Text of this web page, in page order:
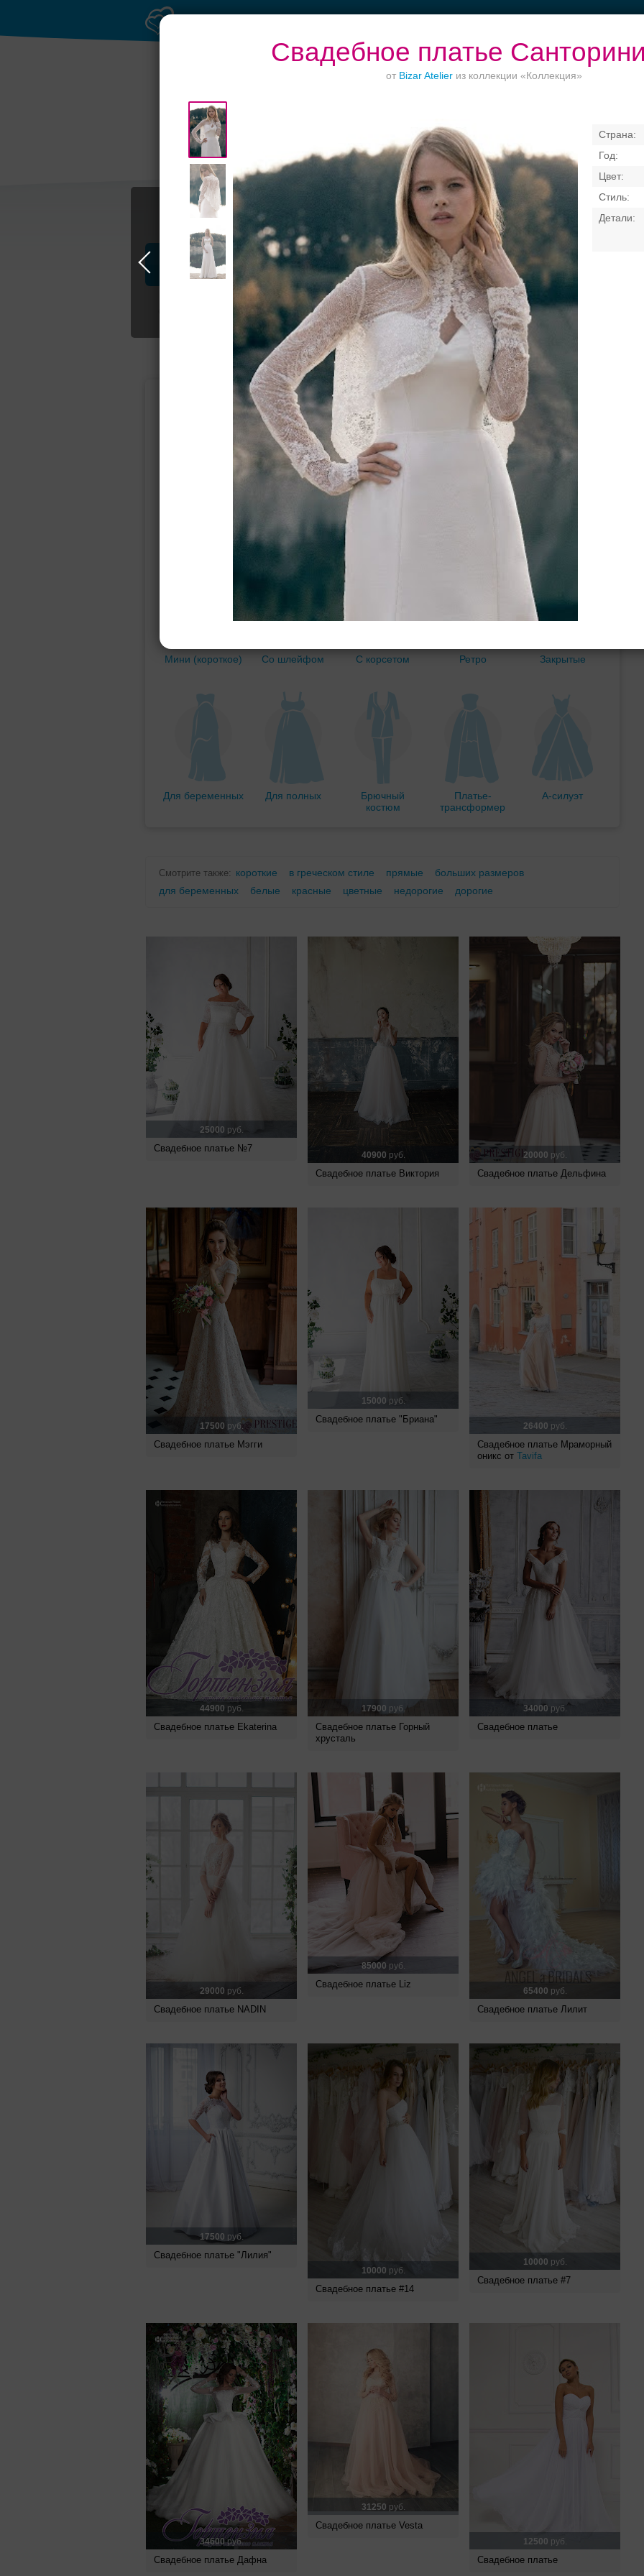
Свадебное платье Санторини
от Bizar Atelierиз коллекции «Коллекция»
Банкет до 1500 руб.
Профессионалы и услуги Свадебные платья Банкет Транспорт
Свадьба в Петербурге Свадебные платья
Подбор свадебного платья
По стилю
Мини (короткое) Со шлейфом С корсетом Ретро Закрытые
Для беременных Для полных
Брючный
костюм
Платье-
трансформер
А-силуэт
Смотрите также: короткие в греческом стиле прямые
больших размеров
для беременных
белые красные цветные недорогие дорогие
25000 руб.
Свадебное платье №7
40900 руб.
Свадебное платье Виктория
20000 руб.
Свадебное платье Дельфина
17500 руб.
Свадебное платье Мэгги
15000 руб.
Свадебное платье "Бриана"
26400 руб.
Свадебное платье Мраморный
оникс от Tavifa
44900 руб.
Свадебное платье Ekaterina
17900 руб.
Свадебное платье Горный
хрусталь
34000 руб.
Свадебное платье
29000 руб.
Свадебное платье NADIN
85000 руб.
Свадебное платье Liz
65400 руб.
Свадебное платье Лилит
17500 руб.
Свадебное платье "Лилия"
10000 руб.
Свадебное платье #14
10000 руб.
Свадебное платье #7
34600руб.
Свадебное платье Дафна
31250 руб.
Свадебное платье Vesta
12500 руб.
Свадебное платье